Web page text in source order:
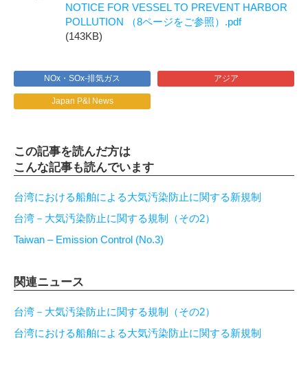
NOTICE FOR VESSEL TO PREVENT HARBOR
POLLUTION （8ページをご参照）.pdf
(143KB)
NOx・SOx-排気ガス アジア
Japan P&I News
この記事を読んだ方は
こんな記事も読んでいます
台湾における船舶による大気汚染防止に関する新規制
台湾－大気汚染防止に関する規制（その2）
Taiwan – Emission Control (No.3)
関連ニュース
台湾－大気汚染防止に関する規制（その2）
台湾における船舶による大気汚染防止に関する新規制